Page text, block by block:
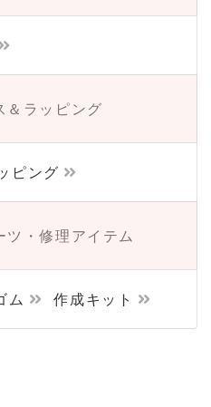
＆ ラッピング
ピング
ツ・修理アイテム
ム 作成キット